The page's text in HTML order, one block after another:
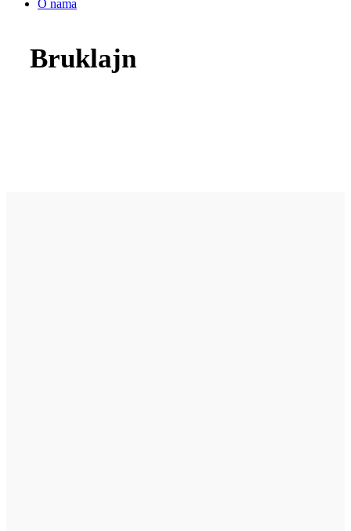
O nama
Bruklajn